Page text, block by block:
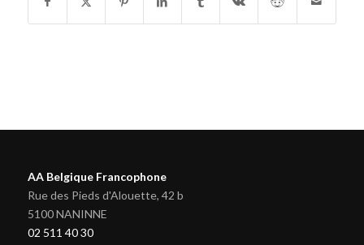
AA Belgique Francophone
Rue des Pieds d'Alouette, 42 b
5100 NANINNE
02 511 40 30